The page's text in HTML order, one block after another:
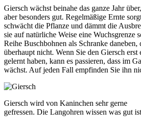
Giersch wächst beinahe das ganze Jahr
aber besonders gut. Regelmäßige Ernte
schwächt die Pflanze und dämmt die
sie auf natürliche Weise eine Wuchsgrenze
Reihe Buschbohnen als Schranke daneben,
überhaupt nicht. Wenn Sie den Giersch erst
gelernt haben, kann es passieren, dass im
wächst. Auf jeden Fall empfinden Sie ihn
Giersch wird von Kaninchen sehr gerne
gefressen. Die Langohren wissen was gut